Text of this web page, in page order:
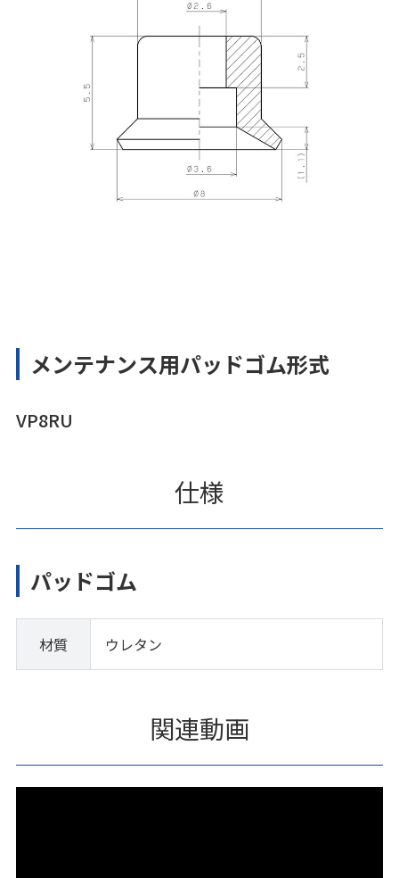
メンテナンス用パッドゴム形式
VP8RU
仕様
パッドゴム
材質 ウレタン
関連動画